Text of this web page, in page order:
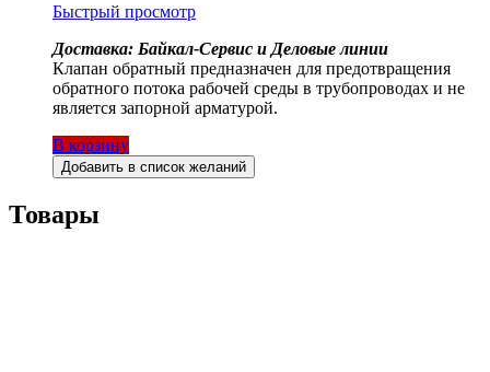
Быстрый просмотр
Доставка: Байкал-Сервис и Деловые линии
Клапан обратный предназначен для предотвращения
обратного потока рабочей среды в трубопроводах и не
является запорной арматурой.
В корзину
Добавить в список желаний
Товары